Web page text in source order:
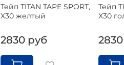
Тейп TITAN TAPE SPORT,
Х30 желтый
2830 руб
Тейп
Х30